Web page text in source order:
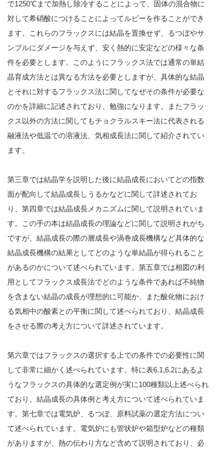
で1250℃まで加熱し除冷することによって、固体の混合物に
対して希硝酸につけることによってルビーを作ることができ
ます。これらのフラックスには結晶を置換せず、るつぼやサ
ンプルにダメージを与えず、安く熱的に安定などの様々な条
件を必要とします。このようにフラックス法では通常の単結
晶育成方法とは異なる方法を必要としますが、具体的な結晶
とそれに対するフラックス法に関してなぜその条件が必要な
のかを詳細に記述されており、勉強になります。またフラッ
クス以外の方法に関してもチョクラルスキー法に代表される
融液法や低温での溶液法、気相成長法に関して紹介されてい
ます。
第三章では結晶学を説明した後に結晶成長においてどの指数
面が配向して結晶成長しうるかなどに関して詳述されてお
り、第四章では結晶成長メカニズムに関して説明されていま
す。この手の本は結晶成長の理論などに関して説明されがち
ですが、結晶成長の際の層成長や渦巻成長機構など具体的な
結晶成長機構の結果としてどのような単結晶が得られること
があるのかについて述べられています。第五章では相図の利
用としてフラックス成長法でどのような条件であれば不純物
を含まない結晶の成長が理想的に可能か、また酸化物におけ
る気相中の酸素との平衡に関して述べられており、結晶成長
をさせる際の考え方について詳述されています。
第六章ではフラックスの選択する上での条件での必要性に関
して非常に細かく述べられています。特に表6.1,6.2にあるよ
うなフラックスの具体的な選定例が実に100種類以上述べられ
ており、結晶成長の具体例と考え方について述べられていま
す。第七章では電気炉、るつぼ、原料試薬の選定方法につい
て述べられています。電気炉にも管状炉や箱型炉などの種類
がありますが、熱の伝わり方など含めて説明されており、必